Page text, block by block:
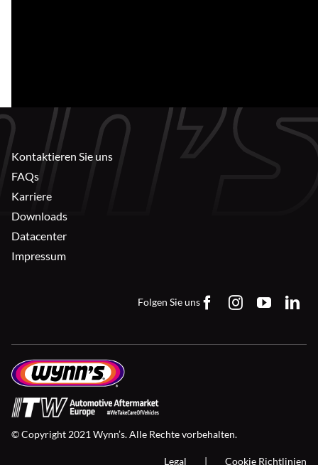
Kontaktieren Sie uns
FAQs
Karriere
Downloads
Datacenter
Impressum
Folgen Sie uns
© Copyright 2021 Wynn’s. Alle Rechte vorbehalten.
Legal Cookie Richtlinien